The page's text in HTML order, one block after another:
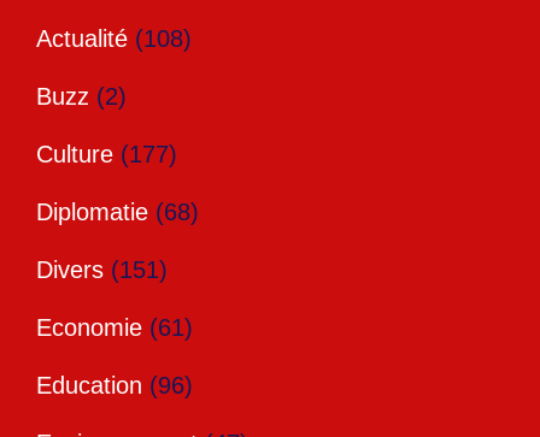
Actualité (108)
Buzz (2)
Culture (177)
Diplomatie (68)
Divers (151)
Economie (61)
Education (96)